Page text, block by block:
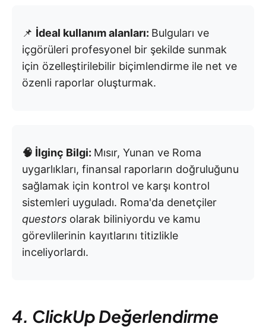
📌 İdeal kullanım alanları: Bulguları ve
içgörüleri profesyonel bir şekilde sunmak
için özelleştirilebilir biçimlendirme ile net ve
özenli raporlar oluşturmak.
🧠 İlginç Bilgi: Mısır, Yunan ve Roma
uygarlıkları, finansal raporların doğruluğunu
sağlamak için kontrol ve karşı kontrol
sistemleri uyguladı. Roma'da denetçiler
questors olarak biliniyordu ve kamu
görevlilerinin kayıtlarını titizlikle
inceliyorlardı.
4. ClickUp Değerlendirme